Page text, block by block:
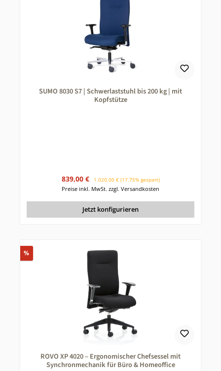
SUMO 8030 S7 | Schwerlaststuhl bis 200 kg | mit
Kopfstütze
Verkaufspreis:
839,00 € Regulärer Preis:
1.020,00 € (17.75% gespart)
Preise inkl. MwSt. zzgl. Versandkosten
Jetzt konfigurieren
%Rabatt
ROVO XP 4020 – Ergonomischer Chefsessel mit
Synchronmechanik für Büro & Homeoffice